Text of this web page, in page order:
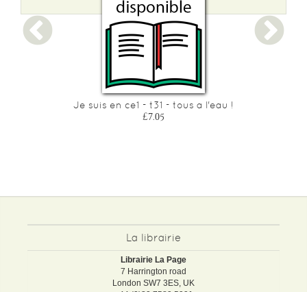
Je suis en ce1 - t31 - tous a l'eau !
£7.05
La librairie
Librairie La Page
7 Harrington road
London SW7 3ES, UK